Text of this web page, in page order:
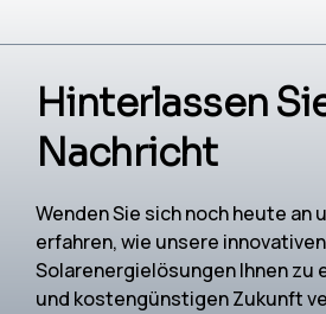
Hinterlassen
Nachricht
Wenden Sie sich noch heute an
erfahren, wie unsere innovativen
Solarenergielösungen Ihnen zu
und kostengünstigen Zukunft